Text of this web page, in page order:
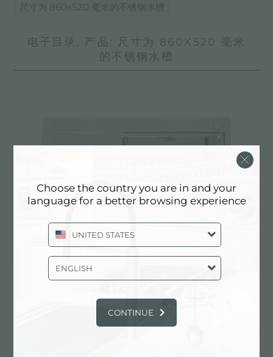
尺寸为 860x520 毫米的不锈钢水槽
电子目录, 产品: 尺寸为 860X520 毫米
的不锈钢水槽
水槽 Master
Choose the country you are in and your
language for a better browsing experience
UNITED STATES
ENGLISH
CONTINUE